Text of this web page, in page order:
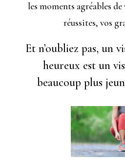
les moments agréables
réussites, vos
Et n’oubliez pas, un
heureux est un
beaucoup plus